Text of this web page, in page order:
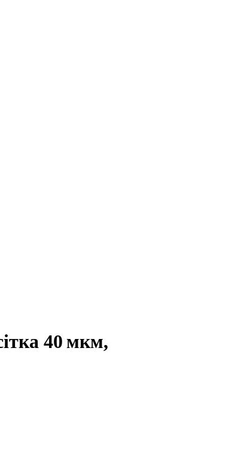
40 мкм,